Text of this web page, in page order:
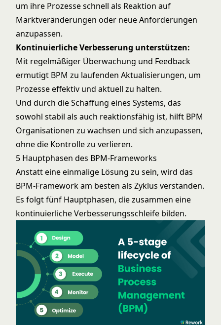
um ihre Prozesse schnell als Reaktion auf
Marktveränderungen oder neue Anforderungen
anzupassen.
Kontinuierliche Verbesserung unterstützen:
Mit regelmäßiger Überwachung und Feedback
ermutigt BPM zu laufenden Aktualisierungen, um
Prozesse effektiv und aktuell zu halten.
Und durch die Schaffung eines Systems, das
sowohl stabil als auch reaktionsfähig ist, hilft BPM
Organisationen zu wachsen und sich anzupassen,
ohne die Kontrolle zu verlieren.
5 Hauptphasen des BPM-Frameworks
Anstatt eine einmalige Lösung zu sein, wird das
BPM-Framework am besten als Zyklus verstanden.
Es folgt fünf Hauptphasen, die zusammen eine
kontinuierliche Verbesserungsschleife bilden.